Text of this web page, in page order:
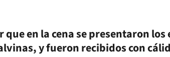
que en la cena se presentaron
y fueron recibidos con